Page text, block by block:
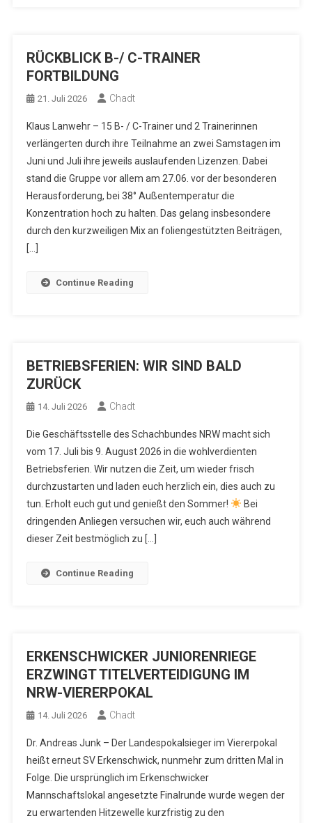
RÜCKBLICK B-/ C-TRAINER
FORTBILDUNG
21. Juli 2026 Chadt
Klaus Lanwehr – 15 B- / C-Trainer und 2 Trainerinnen
verlängerten durch ihre Teilnahme an zwei Samstagen im
Juni und Juli ihre jeweils auslaufenden Lizenzen. Dabei
stand die Gruppe vor allem am 27.06. vor der besonderen
Herausforderung, bei 38° Außentemperatur die
Konzentration hoch zu halten. Das gelang insbesondere
durch den kurzweiligen Mix an foliengestützten Beiträgen,
[…]
Continue Reading
BETRIEBSFERIEN: WIR SIND BALD
ZURÜCK
14. Juli 2026 Chadt
Die Geschäftsstelle des Schachbundes NRW macht sich
vom 17. Juli bis 9. August 2026 in die wohlverdienten
Betriebsferien. Wir nutzen die Zeit, um wieder frisch
durchzustarten und laden euch herzlich ein, dies auch zu
tun. Erholt euch gut und genießt den Sommer!
Bei
dringenden Anliegen versuchen wir, euch auch während
dieser Zeit bestmöglich zu […]
Continue Reading
ERKENSCHWICKER JUNIORENRIEGE
ERZWINGT TITELVERTEIDIGUNG IM
NRW-VIERERPOKAL
14. Juli 2026 Chadt
Dr. Andreas Junk – Der Landespokalsieger im Viererpokal
heißt erneut SV Erkenschwick, nunmehr zum dritten Mal in
Folge. Die ursprünglich im Erkenschwicker
Mannschaftslokal angesetzte Finalrunde wurde wegen der
zu erwartenden Hitzewelle kurzfristig zu den